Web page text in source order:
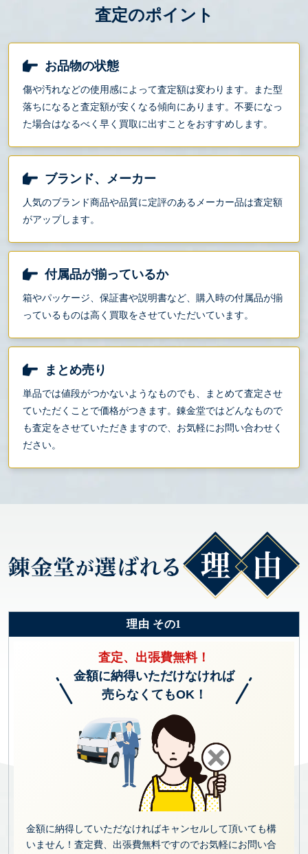
査定のポイント
お品物の状態
傷や汚れなどの使用感によって査定額は変わります。また型
落ちになると査定額が安くなる傾向にあります。不要になっ
た場合はなるべく早く買取に出すことをおすすめします。
ブランド、メーカー
人気のブランド商品や品質に定評のあるメーカー品は査定額
がアップします。
付属品が揃っているか
箱やパッケージ、保証書や説明書など、購入時の付属品が揃
っているものは高く買取をさせていただいています。
まとめ売り
単品では値段がつかないようなものでも、まとめて査定させ
ていただくことで価格がつきます。錬金堂ではどんなもので
も査定をさせていただきますので、お気軽にお問い合わせく
ださい。
理由 その1
査定、出張費無料！
金額に納得いただけなければ
売らなくてもOK！
金額に納得していただなければキャンセルして頂いても構
いません！査定費、出張費無料ですのでお気軽にお問い合